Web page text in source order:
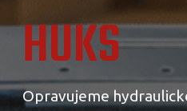
HUKS
Opravujeme